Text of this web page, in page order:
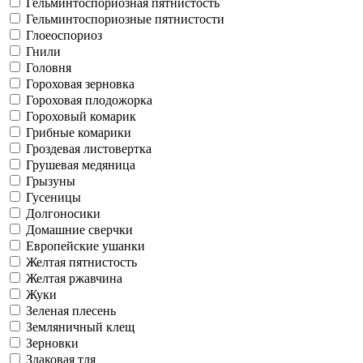
Гельминтоспориозные пятнистости
Глоеоспориоз
Гнили
Головня
Гороховая зерновка
Гороховая плодожорка
Гороховый комарик
Грибные комарики
Гроздевая листовертка
Грушевая медяница
Грызуны
Гусеницы
Долгоносики
Домашние сверчки
Европейские ушанки
Желтая пятнистость
Желтая ржавчина
Жуки
Зеленая плесень
Земляничный клещ
Зерновки
Злаковая тля